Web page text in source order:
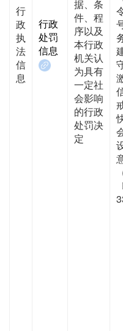
行
政
执
法
信
息
行政
处罚
信息
据、条
件、程
序以及
本行政
机关认
为具有
一定社
会影响
的行政
处罚决
定